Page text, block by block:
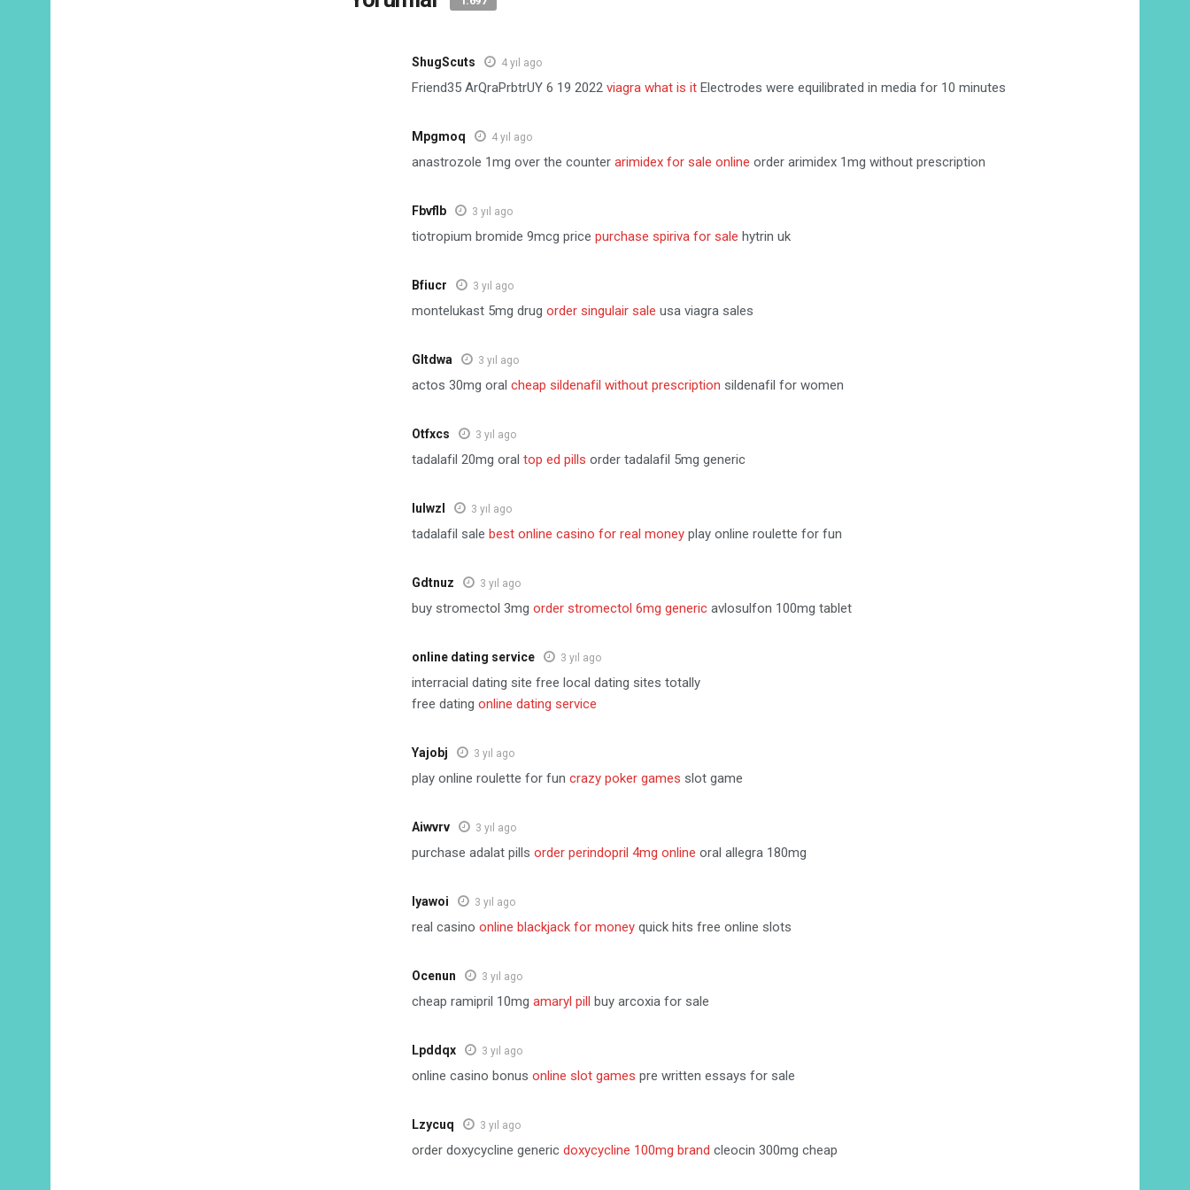
ShugScuts 4 yıl ago
Friend35 ArQraPrbtrUY 6 19 2022 viagra what is itElectrodes were equilibrated in media for 10 minutes
Mpgmoq 4 yıl ago
anastrozole 1mg over the counter arimidex for sale online order arimidex 1mg without prescription
Fbvflb 3 yıl ago
tiotropium bromide 9mcg price purchase spiriva for sale hytrin uk
Bfiucr 3 yıl ago
montelukast 5mg drug order singulair sale usa viagra sales
Gltdwa 3 yıl ago
actos 30mg oral cheap sildenafil without prescription sildenafil for women
Otfxcs 3 yıl ago
tadalafil 20mg oral top ed pills order tadalafil 5mg generic
Iulwzl 3 yıl ago
tadalafil sale best online casino for real moneyplay online roulette for fun
Gdtnuz 3 yıl ago
buy stromectol 3mg order stromectol 6mg genericavlosulfon 100mg tablet
online dating service 3 yıl ago
interracial dating site free local dating sites totally
free dating online dating service
Yajobj 3 yıl ago
play online roulette for fun crazy poker games slot game
Aiwvrv 3 yıl ago
purchase adalat pills order perindopril 4mg online oral allegra 180mg
Iyawoi 3 yıl ago
real casino online blackjack for moneyquick hits free online slots
Ocenun 3 yıl ago
cheap ramipril 10mg amaryl pill buy arcoxia for sale
Lpddqx 3 yıl ago
online casino bonus online slot games pre written essays for sale
Lzycuq 3 yıl ago
order doxycycline generic doxycycline 100mg brand cleocin 300mg cheap